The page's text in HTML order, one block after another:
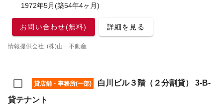
1972年5月(築54年4ヶ月)
お問い合わせ(無料) 詳細を見る
情報提供会社: (株)山一不動産
貸店舗・事務所(一部)
白川ビル３階（２分割貸） 3-B-
貸テナント